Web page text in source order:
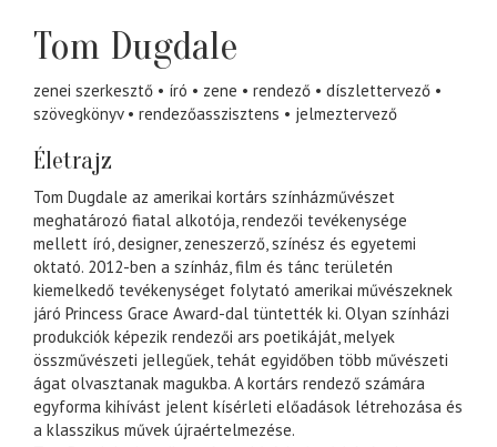
Tom Dugdale
zenei szerkesztő író zene rendező
díszlettervező
szövegkönyv
rendezőasszisztens jelmeztervező
Életrajz
Tom Dugdale az amerikai kortárs színházművészet
meghatározó fiatal alkotója, rendezői tevékenysége
mellett író, designer, zeneszerző, színész és egyetemi
oktató. 2012-ben a színház, film és tánc területén
kiemelkedő tevékenységet folytató amerikai művészeknek
járó Princess Grace Award-dal tüntették ki. Olyan színházi
produkciók képezik rendezői ars poetikáját, melyek
összművészeti jellegűek, tehát egyidőben több művészeti
ágat olvasztanak magukba. A kortárs rendező számára
egyforma kihívást jelent kísérleti előadások létrehozása és
a klasszikus művek újraértelmezése.